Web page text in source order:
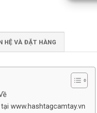
HỆ VÀ ĐẶT HÀNG
www.hashtagcamtay.vn